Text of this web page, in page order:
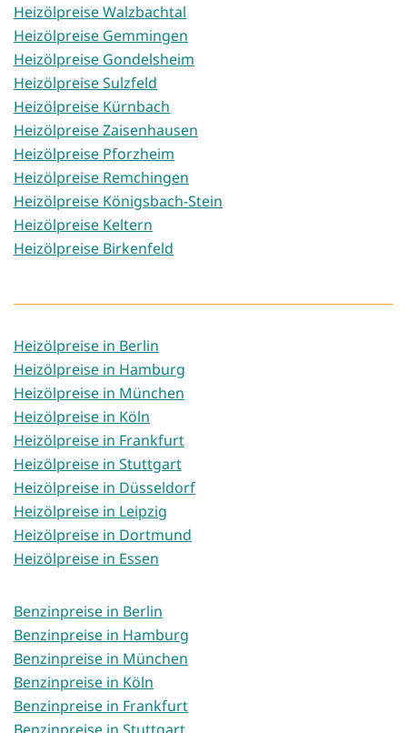
Heizölpreise Walzbachtal
Heizölpreise Gemmingen
Heizölpreise Gondelsheim
Heizölpreise Sulzfeld
Heizölpreise Kürnbach
Heizölpreise Zaisenhausen
Heizölpreise Pforzheim
Heizölpreise Remchingen
Heizölpreise Königsbach-Stein
Heizölpreise Keltern
Heizölpreise Birkenfeld
Heizölpreise in Berlin
Heizölpreise in Hamburg
Heizölpreise in München
Heizölpreise in Köln
Heizölpreise in Frankfurt
Heizölpreise in Stuttgart
Heizölpreise in Düsseldorf
Heizölpreise in Leipzig
Heizölpreise in Dortmund
Heizölpreise in Essen
Benzinpreise in Berlin
Benzinpreise in Hamburg
Benzinpreise in München
Benzinpreise in Köln
Benzinpreise in Frankfurt